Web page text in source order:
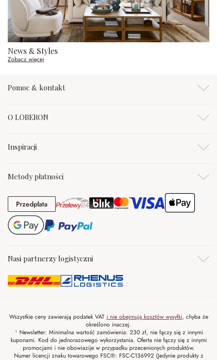
News & Styles
Zobacz więcej
Pomoc & kontakt
O LOBERON
Inspiracji
Metody płatności
PrzedpłataPrzedpłata
Nasi partnerzy logistyczni
Wszystkie ceny zawierają podatek VAT i nie obejmują kosztów wysyłki, chyba że
określono inaczej.
¹ Newsletter: Minimalna wartość zamówienia: 230 zł, nie łączy się z innymi
kuponami. Kod do jednorazowego wykorzystania. Oferta nie łączy się z innymi
promocjami i nie obowiazije w przypadku przecenionych produktów.
Numer licencji znaku towarowego FSC®: FSC-C136992 (Jedynie produkty z